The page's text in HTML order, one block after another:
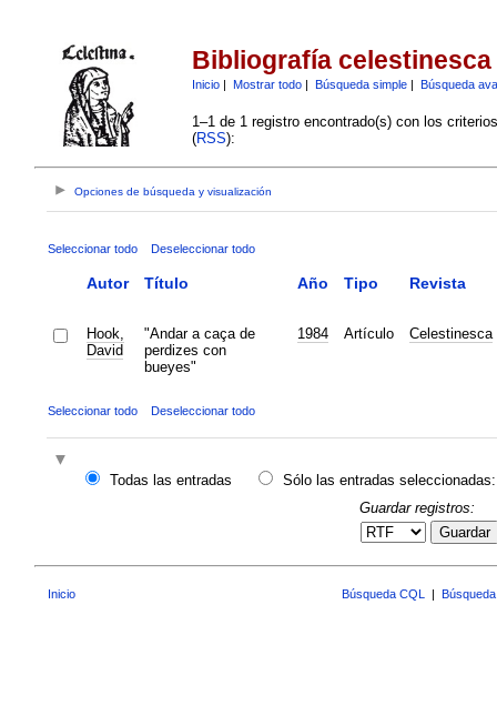
Bibliografía celestinesca
Inicio| Mostrar todo| Búsqueda simple| Búsqueda
1–1 de 1 registro encontrado(s) con los
(RSS):
Opciones de búsqueda y visualización
Seleccionar todo Deseleccionar todo
Autor Título Año Tipo Revista
Hook,
David
"Andar a caça de
perdizes con
bueyes"
1984 Artículo Celestinesca
Seleccionar todo Deseleccionar todo
Todas las entradas
Sólo las entradas seleccionadas:
Guardar registros:
Guardar
Inicio Búsqueda CQL